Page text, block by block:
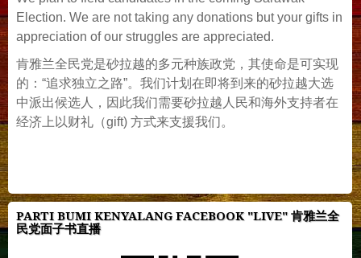
Election. We are not taking any donations but your gifts in
appreciation of our struggles are appreciated.
肯雅兰全民党是砂拉越的多元种族政党，其使命是可实现
的：“追求独立之路”。我们计划在即将到来的砂拉越大选
中派出候选人，因此我们需要砂拉越人民和海外支持者在
经济上以财礼（gift) 方式来支援我们。
PARTI BUMI KENYALANG FACEBOOK "LIVE" 肯雅兰全
民党面子书直播